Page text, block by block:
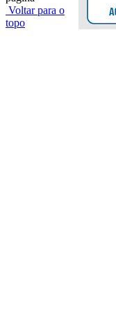
Voltar para o
topo